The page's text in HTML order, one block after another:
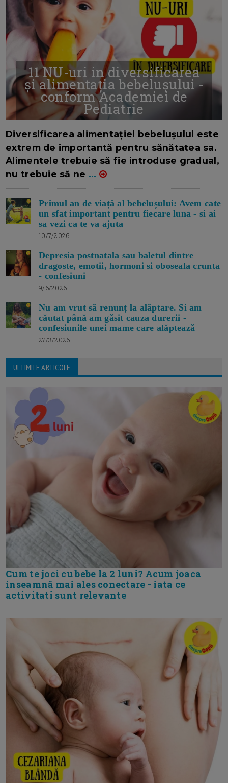
11 NU-uri in diversificarea
și alimentația bebelușului -
conform Academiei de
Pediatrie
Diversificarea alimentației bebelușului este
extrem de importantă pentru sănătatea sa.
Alimentele trebuie să fie introduse gradual,
nu trebuie să ne ...
Primul an de viață al bebelușului: Avem cate
un sfat important pentru fiecare luna - si ai
sa vezi ca te va ajuta
10/7/2026
Depresia postnatala sau baletul dintre
dragoste, emotii, hormoni si oboseala crunta
- confesiuni
9/6/2026
Nu am vrut să renunț la alăptare. Si am
căutat până am găsit cauza durerii -
confesiunile unei mame care alăptează
27/3/2026
ULTIMILE ARTICOLE
Cum te joci cu bebe la 2 luni? Acum joaca
inseamnă mai ales conectare - iata ce
activitati sunt relevante